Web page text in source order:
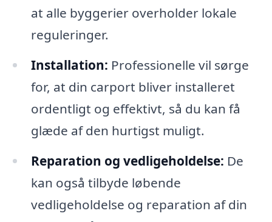
at alle byggerier overholder lokale
reguleringer.
Installation: Professionelle vil sørge
for, at din carport bliver installeret
ordentligt og effektivt, så du kan få
glæde af den hurtigst muligt.
Reparation og vedligeholdelse: De
kan også tilbyde løbende
vedligeholdelse og reparation af din